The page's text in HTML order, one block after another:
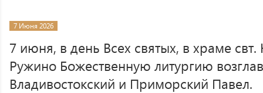
7 Июня 2026
7 июня, в день Всех святых, в храме
Ружино Божественную литургию
Владивостокский и Приморский Павел.